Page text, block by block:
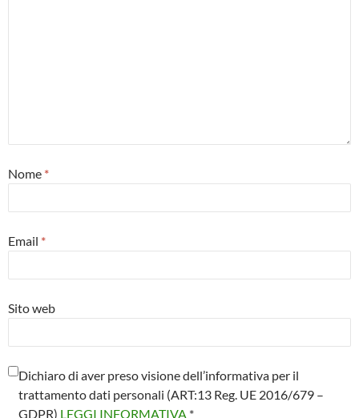
Nome *
Email *
Sito web
Dichiaro di aver preso visione dell’informativa per il
trattamento dati personali (ART:13 Reg. UE 2016/679 –
GDPR) LEGGI INFORMATIVA *